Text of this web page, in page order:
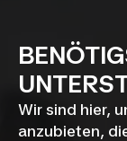
Wir sind hier,
anzubieten,